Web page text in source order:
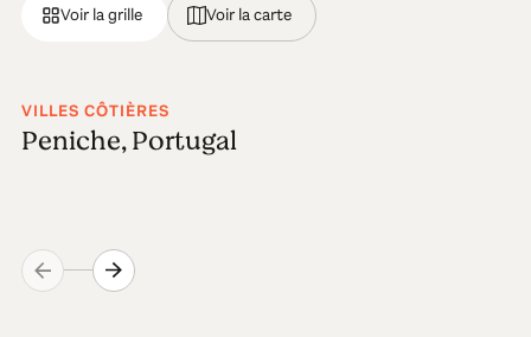
Voir la grille Voir la carte
VILLES CÔTIÈRES
Peniche, Portugal